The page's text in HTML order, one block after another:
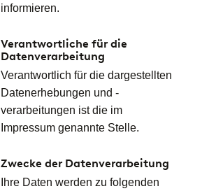
informieren.
Verantwortliche für die
Datenverarbeitung
Verantwortlich für die dargestellten
Datenerhebungen und -
verarbeitungen ist die im
Impressum genannte Stelle.
Zwecke der Datenverarbeitung
Ihre Daten werden zu folgenden